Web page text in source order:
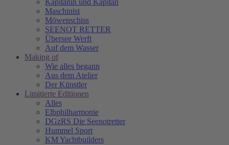
Kapitänin und Kapitän
Maschinist
Möwenschiss
SEENOT RETTER
Übersee Werft
Auf dem Wasser
Making of
Wie alles begann
Aus dem Atelier
Der Künstler
Limitierte Editionen
Alles
Elbphilharmonie
DGzRS Die Seenotretter
Hummel Sport
KM Yachtbuilders